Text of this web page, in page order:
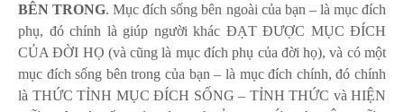
BÊN TRONG. Mục đích sống bên ngoài của bạn – là mục đích
phụ, đó chính là giúp người khác ĐẠT ĐƯỢC MỤC ĐÍCH
CỦA ĐỜI HỌ (và cũng là mục đích phụ của đời họ), và có một
mục đích sống bên trong của bạn – là mục đích chính, đó chính
là THỨC TỈNH MỤC ĐÍCH SỐNG – TỈNH THỨC và HIỆN